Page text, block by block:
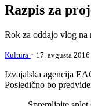
Razpis za
Rok za oddajo vlog na
Kultura · 17. avgusta 2016
Izvajalska agencija
Posledično bo